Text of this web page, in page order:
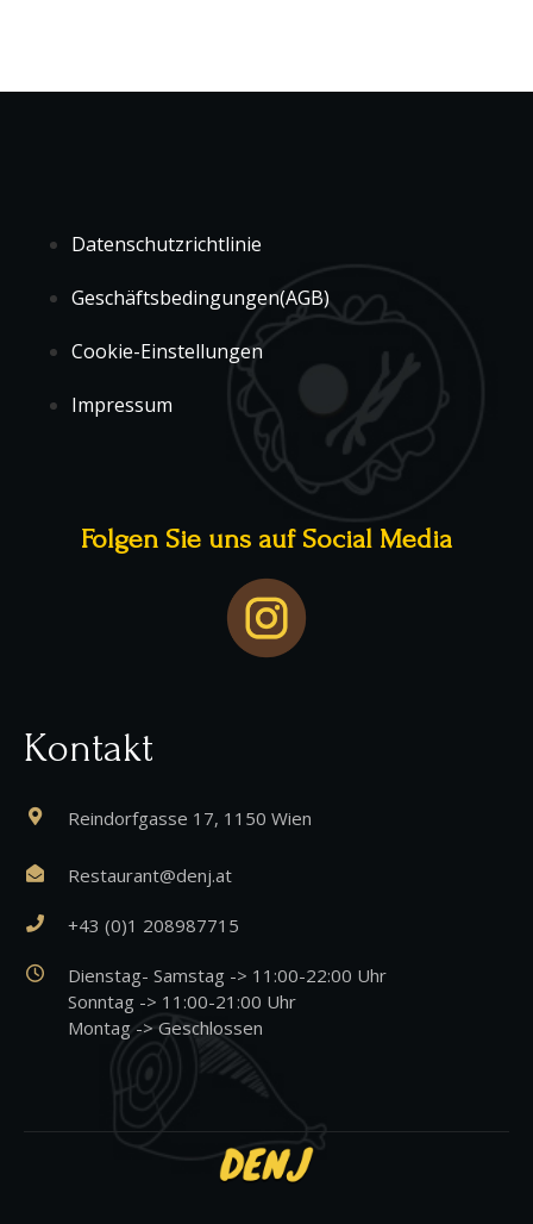
Datenschutzrichtlinie
Geschäftsbedingungen(AGB)
Cookie-Einstellungen
Impressum
Folgen Sie uns auf Social Media
Kontakt
Reindorfgasse 17, 1150 Wien
Restaurant@denj.at
+43 (0)1 208987715
Dienstag- Samstag -> 11:00-22:00 Uhr
Sonntag -> 11:00-21:00 Uhr
Montag -> Geschlossen